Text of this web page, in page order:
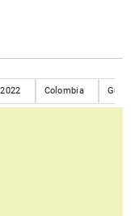
Colombia